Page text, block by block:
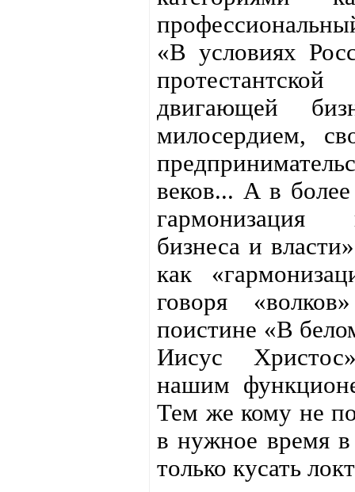
«В условиях
двигающей
милосердием,
веков... А в
гармонизация
бизнеса и
как
говоря
поистине «В
Иисус
нашим
Тем же кому не
в нужное время
только кусать